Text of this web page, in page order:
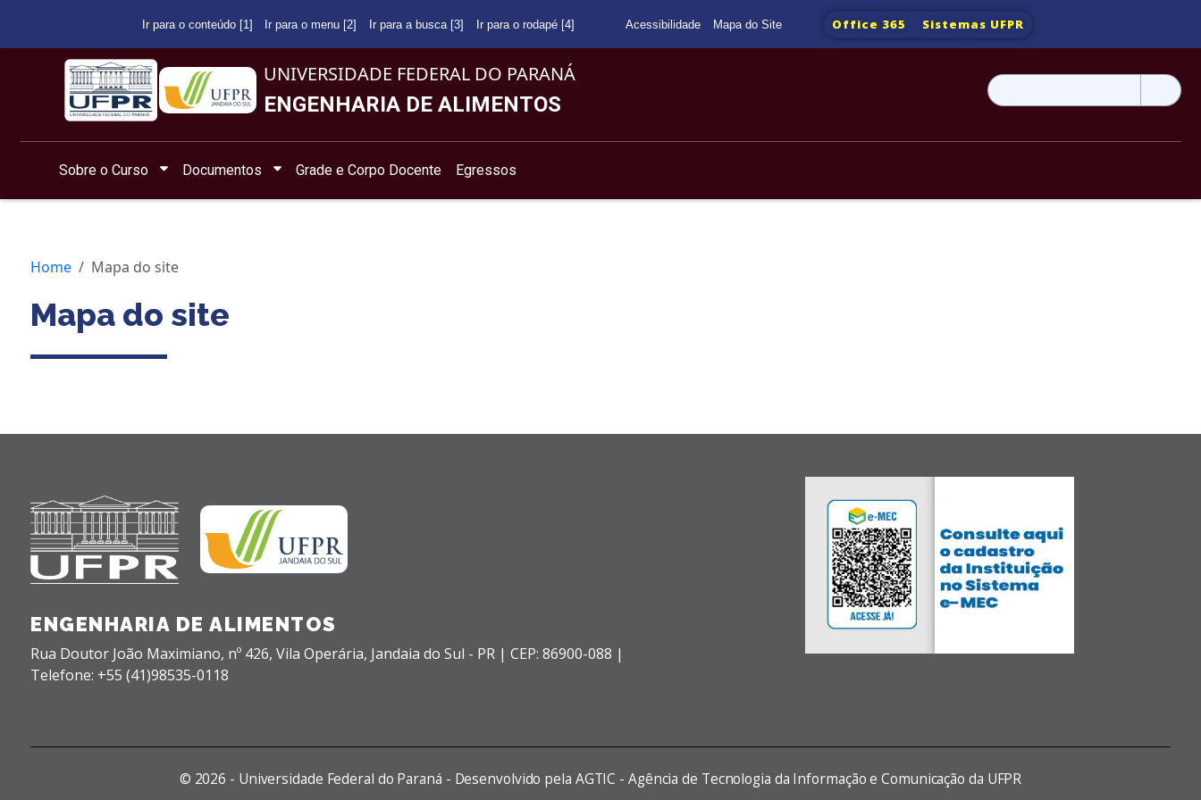
Ir para o conteúdo [1] Ir para o menu [2] Ir para a busca [3] Ir para o rodapé [4] Acessibilidade Mapa do Site Office 365 Sistemas UFPR
UNIVERSIDADE FEDERAL DO PARANÁ
ENGENHARIA DE ALIMENTOS
Pesquisar
por:
Sobre o Curso Documentos Grade e Corpo Docente Egressos
Home Mapa do site
Mapa do site
ENGENHARIA DE ALIMENTOS
Rua Doutor João Maximiano, nº 426, Vila Operária, Jandaia do Sul - PR | CEP: 86900-088 |
Telefone: +55 (41)98535-0118
© 2026 - Universidade Federal do Paraná - Desenvolvido pela AGTIC - Agência de Tecnologia da Informação e Comunicação da UFPR